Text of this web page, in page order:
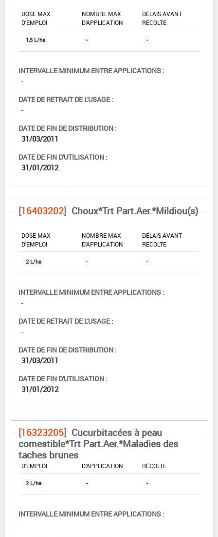
DOSE MAX
D'EMPLOI
NOMBRE MAX
D'APPLICATION
DÉLAIS AVANT
RÉCOLTE
1,5 L/ha - -
INTERVALLE MINIMUM ENTRE APPLICATIONS :
-
DATE DE RETRAIT DE L'USAGE :
-
DATE DE FIN DE DISTRIBUTION :
31/03/2011
DATE DE FIN D'UTILISATION :
31/01/2012
[16403202] Choux*Trt Part.Aer.*Mildiou(s)
DOSE MAX
D'EMPLOI
NOMBRE MAX
D'APPLICATION
DÉLAIS AVANT
RÉCOLTE
2 L/ha - -
INTERVALLE MINIMUM ENTRE APPLICATIONS :
-
DATE DE RETRAIT DE L'USAGE :
-
DATE DE FIN DE DISTRIBUTION :
31/03/2011
DATE DE FIN D'UTILISATION :
31/01/2012
[16323205] Cucurbitacées à peau
comestible*Trt Part.Aer.*Maladies des
taches brunes
DOSE MAX
D'EMPLOI
D'APPLICATION
RÉCOLTE
2 L/ha - -
INTERVALLE MINIMUM ENTRE APPLICATIONS :
-